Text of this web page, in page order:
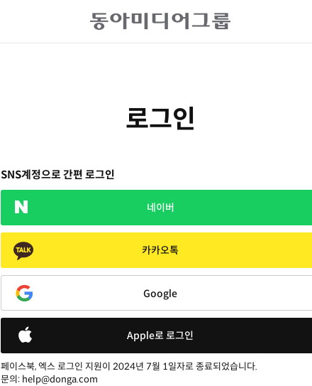
로그인
SNS계정으로 간편 로그인
네이버
카카오톡
Google
Apple로 로그인
페이스북, 엑스 로그인 지원이 2024년 7월 1일자로 종료되었습니다.
문의: help@donga.com